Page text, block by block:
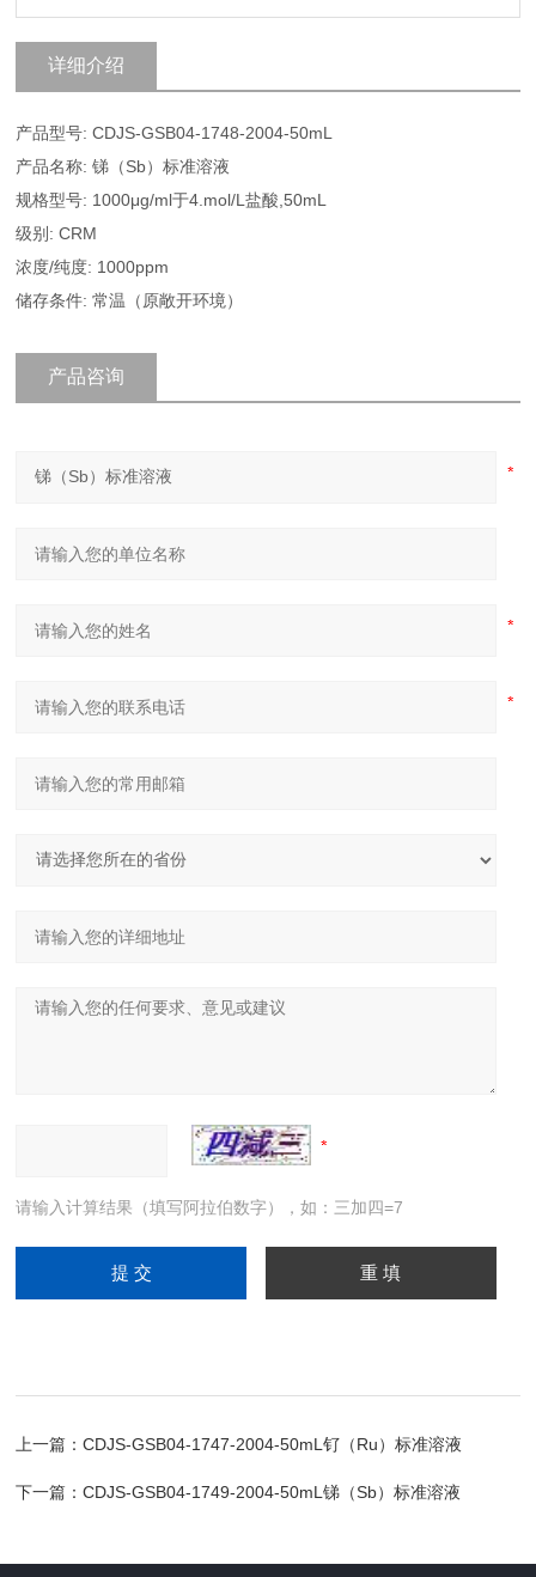
详细介绍
产品型号: CDJS-GSB04-1748-2004-50mL
产品名称: 锑（Sb）标准溶液
规格型号: 1000μg/ml于4.mol/L盐酸,50mL
级别: CRM
浓度/纯度: 1000ppm
储存条件: 常温（原敞开环境）
产品咨询
请输入计算结果（填写阿拉伯数字），如：三加四=7
上一篇：CDJS-GSB04-1747-2004-50mL钌（Ru）标准溶液
下一篇：CDJS-GSB04-1749-2004-50mL锑（Sb）标准溶液